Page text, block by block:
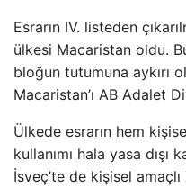
Esrarın IV. listeden
ülkesi Macaristan oldu.
bloğun tutumuna aykırı
Macaristan’ı AB Adalet
Ülkede esrarın hem
kullanımı hala yasa dışı
İsveç’te de kişisel